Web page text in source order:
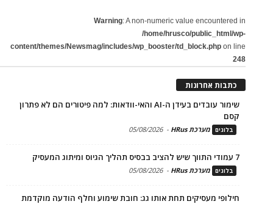
Warning: A non-numeric value encountered in
/home/hrusco/public_html/wp-
content/themes/Newsmag/includes/wp_booster/td_block.php on line
248
כתבות אחרונות
שימור עובדים בעידן ה-AI והאי-וודאות: למה פיטורים הם לא פתרון
קסם
בלוגים מערכת HRus -
05/08/2026
7 עמודי התווך שיש להציב בבסיס תהליך הגיוס ומיתוג המעסיק
בלוגים מערכת HRus -
05/08/2026
חילופי מעסיקים תחת אותו גג: חובת שימוע וחלף הודעה מוקדמת